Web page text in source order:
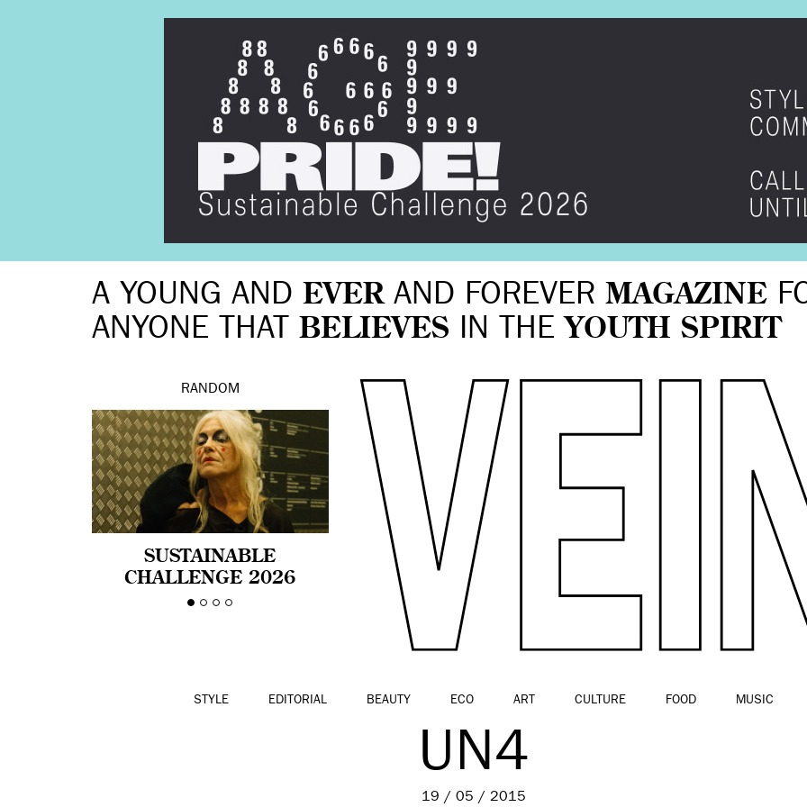
A YOUNG AND EVERAND FOREVER MAGAZINE
ANYONE THAT BELIEVES IN THE YOUTH SPIRIT
RANDOM
SUSTAINABLE
CHALLENGE 2026
CELEBRA LA
STYLE EDITORIAL BEAUTY ECO ART CULTURE FOOD MUSIC
UN4
19 / 05 / 2015